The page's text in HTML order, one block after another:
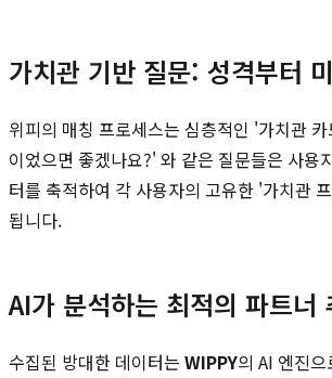
가치관 기반 질문: 성격부터
위피의 매칭 프로세스는 심층적인 '가치관
이었으면 좋겠나요?' 와 같은 질문들은 사
터를 축적하여 각 사용자의 고유한 '가치관
됩니다.
AI가 분석하는 최적의 파트너
수집된 방대한 데이터는 WIPPY의 AI 엔진